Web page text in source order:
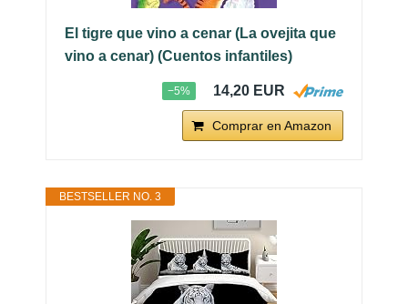
El tigre que vino a cenar (La ovejita que
vino a cenar) (Cuentos infantiles)
−5% 14,20 EUR
Comprar en Amazon
BESTSELLER NO. 3